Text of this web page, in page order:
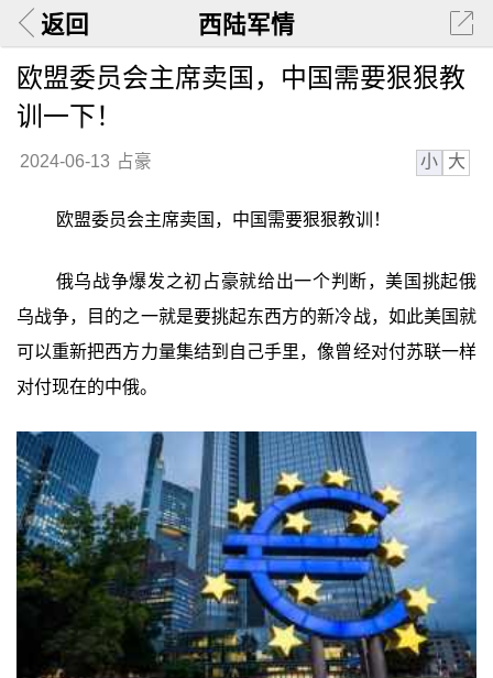
返回 西陆军情
欧盟委员会主席卖国，中国需要狠狠教
训一下！
2024-06-13 占豪 小 大
欧盟委员会主席卖国，中国需要狠狠教训！
俄乌战争爆发之初占豪就给出一个判断，美国挑起俄
乌战争，目的之一就是要挑起东西方的新冷战，如此美国就
可以重新把西方力量集结到自己手里，像曾经对付苏联一样
对付现在的中俄。